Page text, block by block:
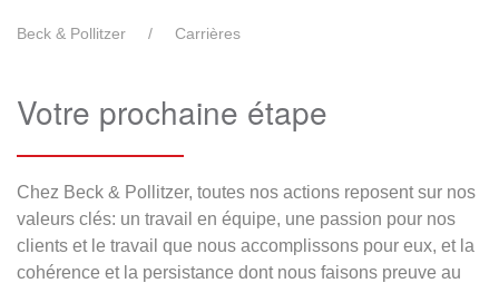
Beck & Pollitzer Carrières
Votre prochaine étape
Chez Beck & Pollitzer, toutes nos actions reposent sur nos
valeurs clés: un travail en équipe, une passion pour nos
clients et le travail que nous accomplissons pour eux, et la
cohérence et la persistance dont nous faisons preuve au